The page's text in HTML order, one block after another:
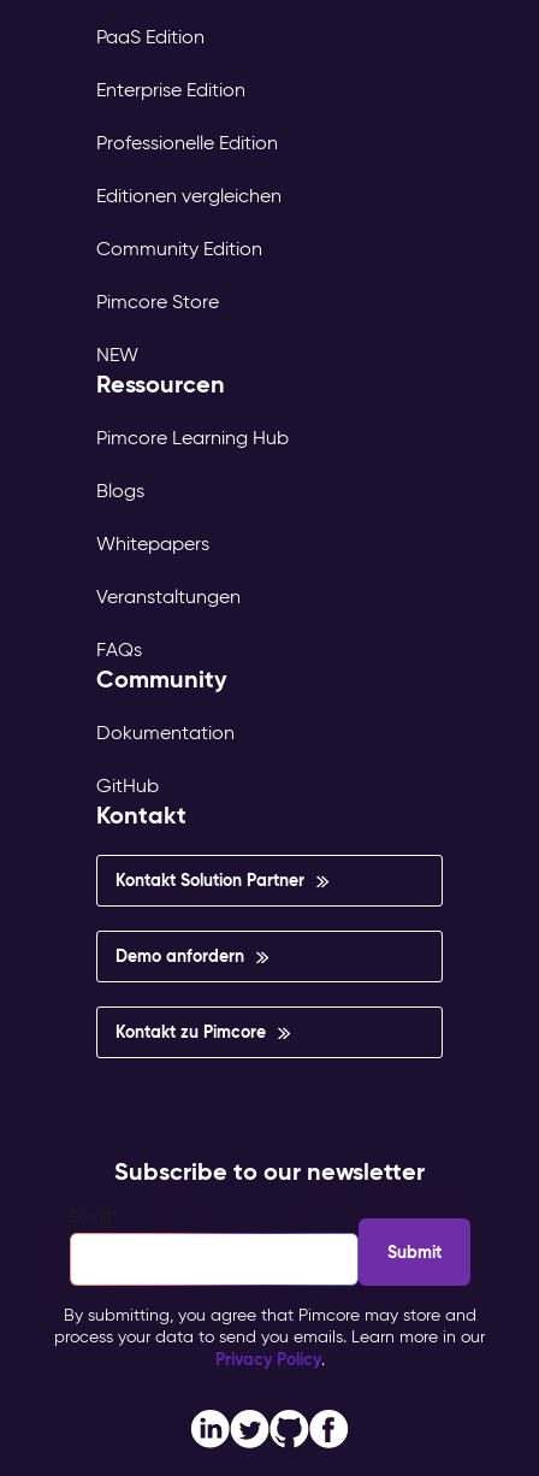
PaaS Edition
Enterprise Edition
Professionelle Edition
Editionen vergleichen
Community Edition
Pimcore Store
NEW
Ressourcen
Pimcore Learning Hub
Blogs
Whitepapers
Veranstaltungen
FAQs
Community
Dokumentation
GitHub
Kontakt
Kontakt Solution Partner
Demo anfordern
Kontakt zu Pimcore
Subscribe to our newsletter
By submitting, you agree that Pimcore may store and
process your data to send you emails. Learn more in our
Privacy Policy.